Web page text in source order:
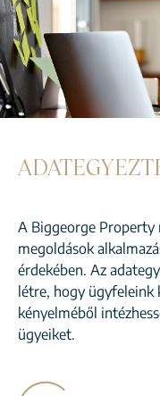
A Biggeorge
megoldások
érdekében. Az
létre, hogy ügyfeleink
kényelméből
ügyeiket.